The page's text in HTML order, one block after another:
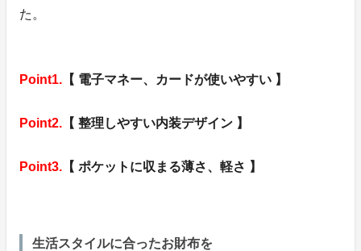
た。
Point1. 【 電子マネー、カードが使いやすい 】
Point2. 【 整理しやすい内装デザイン 】
Point3. 【 ポケットに収まる薄さ、軽さ 】
生活スタイルに合ったお財布を